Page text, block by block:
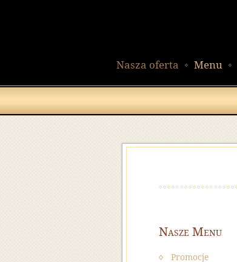
Nasza oferta Menu
Nasze Menu
Promocje